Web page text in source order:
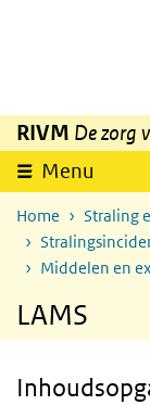
Overslaan en naar
RIVM De zorg
Menu
Home
Straling
Middelen en
LAMS
Skip